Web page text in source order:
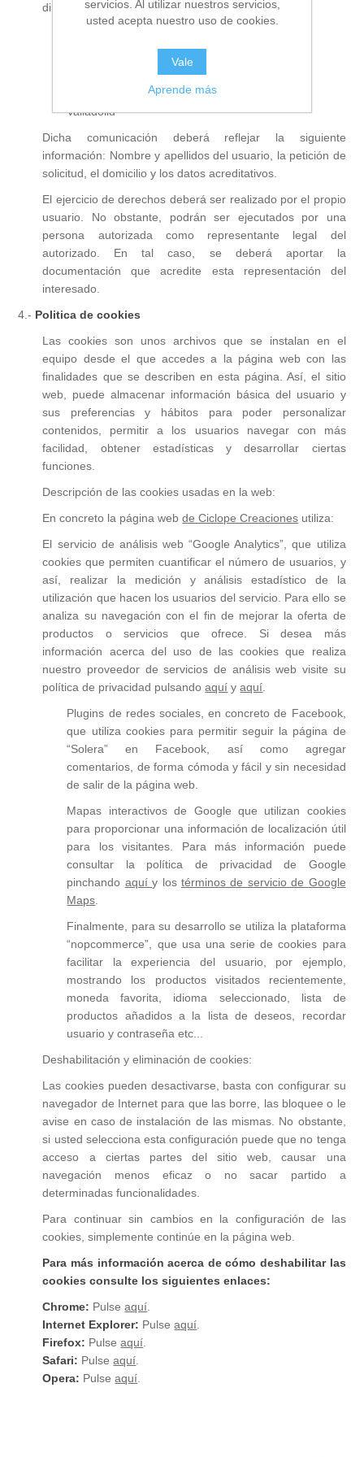
dirección:
C/Barrio de las Cañas, 3-2ºC
47400 Medina del Campo
Valladolid
Dicha comunicación deberá reflejar la siguiente
información: Nombre y apellidos del usuario, la petición de
solicitud, el domicilio y los datos acreditativos.
El ejercicio de derechos deberá ser realizado por el propio
usuario. No obstante, podrán ser ejecutados por una
persona autorizada como representante legal del
autorizado. En tal caso, se deberá aportar la
documentación que acredite esta representación del
interesado.
4.- Politica de cookies
Las cookies son unos archivos que se instalan en el
equipo desde el que accedes a la página web con las
finalidades que se describen en esta página. Así, el sitio
web, puede almacenar información básica del usuario y
sus preferencias y hábitos para poder personalizar
contenidos, permitir a los usuarios navegar con más
facilidad, obtener estadísticas y desarrollar ciertas
funciones.
Descripción de las cookies usadas en la web:
En concreto la página webde Ciclope Creaciones utiliza:
El servicio de análisis web “Google Analytics”, que utiliza
cookies que permiten cuantificar el número de usuarios, y
así, realizar la medición y análisis estadístico de la
utilización que hacen los usuarios del servicio. Para ello se
analiza su navegación con el fin de mejorar la oferta de
productos o servicios que ofrece. Si desea más
información acerca del uso de las cookies que realiza
nuestro proveedor de servicios de análisis web visite su
política de privacidad pulsandoaquí yaquí
Plugins de redes sociales, en concreto de Facebook,
que utiliza cookies para permitir seguir la página de
“Solera” en Facebook, así como agregar
comentarios, de forma cómoda y fácil y sin necesidad
de salir de la página web.
Mapas interactivos de Google que utilizan cookies
para proporcionar una información de localización útil
para los visitantes. Para más información puede
consultar la política de privacidad de Google
pinchando aquíy lostérminos de servicio de Google
Maps
Finalmente, para su desarrollo se utiliza la plataforma
“nopcommerce”, que usa una serie de cookies para
facilitar la experiencia del usuario, por ejemplo,
mostrando los productos visitados recientemente,
moneda favorita, idioma seleccionado, lista de
productos añadidos a la lista de deseos, recordar
usuario y contraseña etc...
Deshabilitación y eliminación de cookies:
Las cookies pueden desactivarse, basta con configurar su
navegador de Internet para que las borre, las bloquee o le
avise en caso de instalación de las mismas. No obstante,
si usted selecciona esta configuración puede que no tenga
acceso a ciertas partes del sitio web, causar una
navegación menos eficaz o no sacar partido a
determinadas funcionalidades.
Para continuar sin cambios en la configuración de las
cookies, simplemente continúe en la página web.
Para más información acerca de cómo deshabilitar las
cookies consulte los siguientes enlaces:
Chrome: Pulseaquí
Internet Explorer: Pulseaquí
Firefox: Pulseaquí
Safari: Pulseaquí
Opera: Pulseaquí
servicios. Al utilizar nuestros servicios,
usted acepta nuestro uso de cookies.
Vale
Aprende más